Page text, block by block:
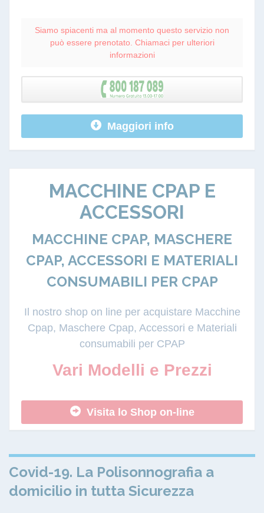
Siamo spiacenti ma al momento questo servizio non
può essere prenotato. Chiamaci per ulteriori
informazioni
Maggiori info
MACCHINE CPAP E
ACCESSORI
MACCHINE CPAP, MASCHERE
CPAP, ACCESSORI E MATERIALI
CONSUMABILI PER CPAP
Il nostro shop on line per acquistare Macchine
Cpap, Maschere Cpap, Accessori e Materiali
consumabili per CPAP
Vari Modelli e Prezzi
Visita lo Shop on-line
Covid-19. La Polisonnografia a
domicilio in tutta Sicurezza